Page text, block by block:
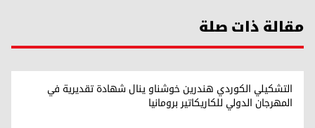
مقالة ذات صلة
التشكيلي الكوردي هندرين خوشناو ينال شهادة تقديرية في
المهرجان الدولي للكاريكاتير برومانيا